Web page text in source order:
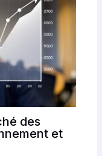
des
et